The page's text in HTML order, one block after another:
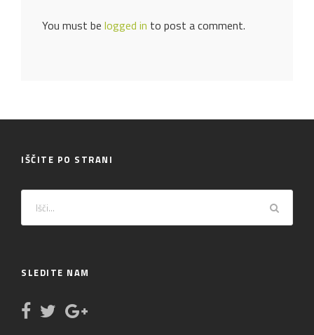
You must be logged in to post a comment.
IŠČITE PO STRANI
SLEDITE NAM